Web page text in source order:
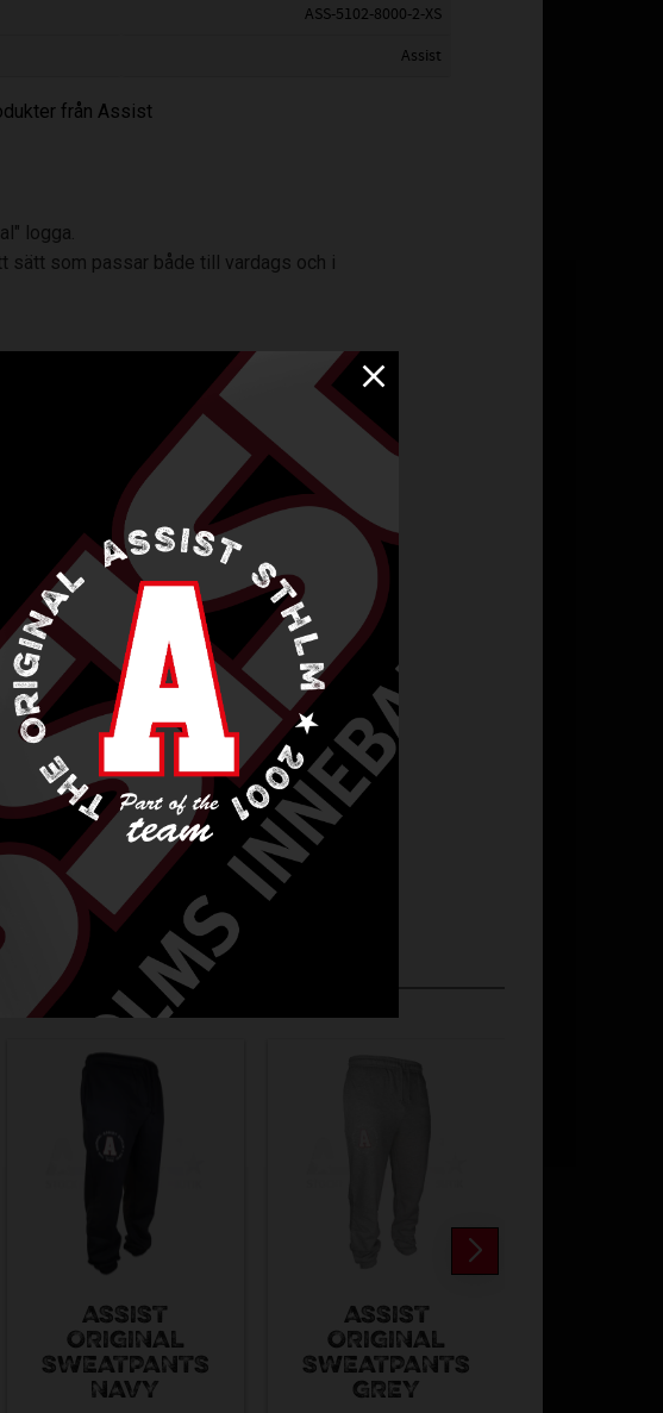
ASS-5102-8000-2-XS
Assist
från Assist
logga.
sätt som passar både till vardags och i
ASSIST
ORIGINAL
SWEATPANTS
NAVY
ASSIST
ORIGINAL
SWEATPANTS
GREY